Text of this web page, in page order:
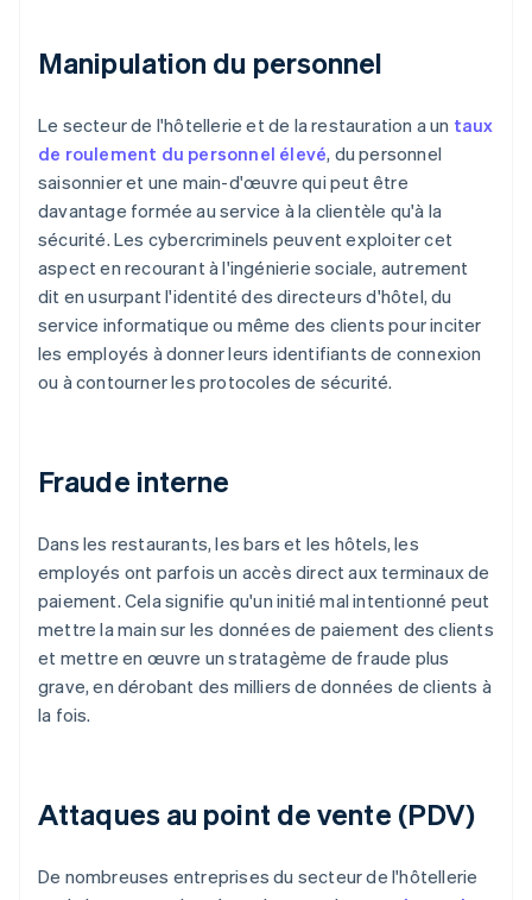
Manipulation du personnel
Le secteur de l'hôtellerie et de la restauration a un taux
de roulement du personnel élevé, du personnel
saisonnier et une main-d'œuvre qui peut être
davantage formée au service à la clientèle qu'à la
sécurité. Les cybercriminels peuvent exploiter cet
aspect en recourant à l'ingénierie sociale, autrement
dit en usurpant l'identité des directeurs d'hôtel, du
service informatique ou même des clients pour inciter
les employés à donner leurs identifiants de connexion
ou à contourner les protocoles de sécurité.
Fraude interne
Dans les restaurants, les bars et les hôtels, les
employés ont parfois un accès direct aux terminaux de
paiement. Cela signifie qu'un initié mal intentionné peut
mettre la main sur les données de paiement des clients
et mettre en œuvre un stratagème de fraude plus
grave, en dérobant des milliers de données de clients à
la fois.
Attaques au point de vente (PDV)
De nombreuses entreprises du secteur de l'hôtellerie